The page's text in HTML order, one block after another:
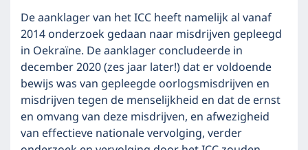
De aanklager van het ICC heeft namelijk al vanaf
2014 onderzoek gedaan naar misdrijven gepleegd
in Oekraïne. De aanklager concludeerde in
december 2020 (zes jaar later!) dat er voldoende
bewijs was van gepleegde oorlogsmisdrijven en
misdrijven tegen de menselijkheid en dat de ernst
en omvang van deze misdrijven, en afwezigheid
van effectieve nationale vervolging, verder